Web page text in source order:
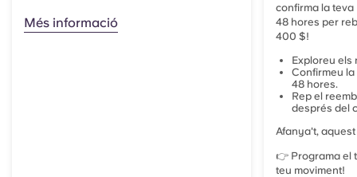
Més informació
confirma la
48 hores per
400 $!
Exploreu els
Confirmeu
48 hores.
Rep el
després del
Afanya't,
👉 Programa el
teu moviment!